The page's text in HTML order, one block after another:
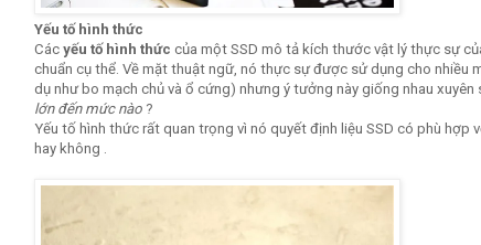
Yếu tố hình thức
Các yếu tố hình thức của một SSD mô tả kích thước vật lý thực sự
chuẩn cụ thể. Về mặt thuật ngữ, nó thực sự được sử dụng cho nhiều
dụ như bo mạch chủ và ổ cứng) nhưng ý tưởng này giống nhau xuyên
lớn đến mức nào ?
Yếu tố hình thức rất quan trọng vì nó quyết định liệu SSD có phù hợp
hay không .